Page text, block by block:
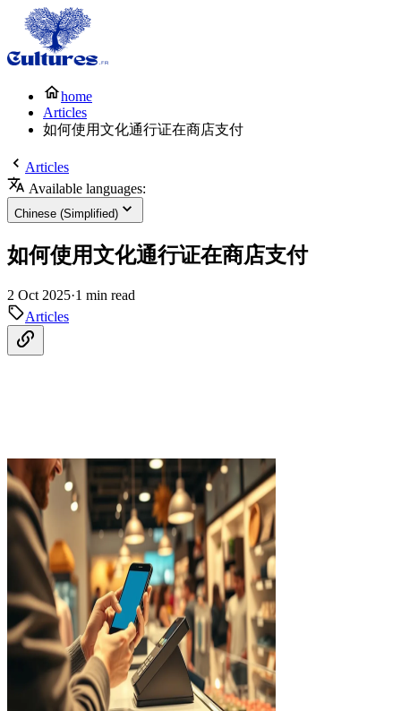
home
Articles
如何使用文化通行证在商店支付
Articles
Available languages:
Chinese (Simplified)
如何使用文化通行证在商店支付
2 Oct 2025·1 min read
Articles